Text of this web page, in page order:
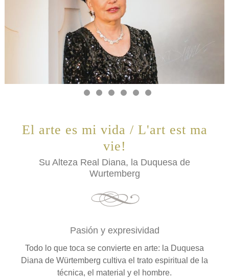
El arte es mi vida / L'art est ma
vie!
Su Alteza Real Diana, la Duquesa de
Wurtemberg
Pasión y expresividad
Todo lo que toca se convierte en arte: la Duquesa
Diana de Würtemberg cultiva el trato espiritual de la
técnica, el material y el hombre.